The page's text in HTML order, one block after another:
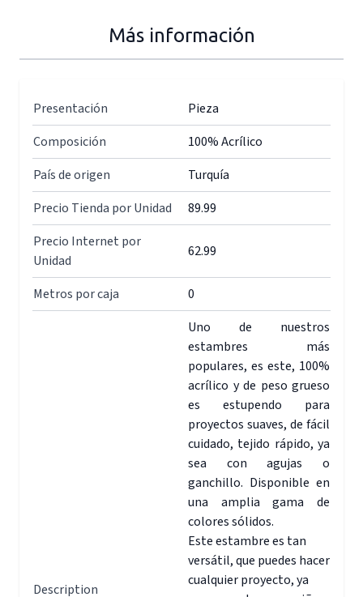
Más información
Presentación
Pieza
Composición
100% Acrílico
País de origen
Turquía
Precio Tienda por Unidad
89.99
Precio Internet por
Unidad
62.99
Metros por caja 0
Description
Uno de nuestros
estambres más
populares, es este, 100%
acrílico y de peso grueso
es estupendo para
proyectos suaves, de fácil
cuidado, tejido rápido, ya
sea con agujas o
ganchillo. Disponible en
una amplia gama de
colores sólidos.
Este estambre es tan
versátil, que puedes hacer
cualquier proyecto, ya